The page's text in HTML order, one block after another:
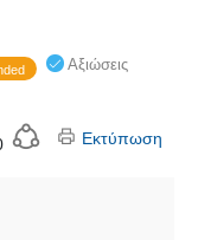
Αξιώσεις
Εκτύπωση